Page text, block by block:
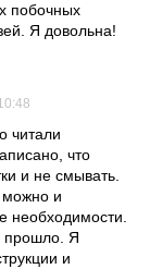
побочных
Я довольна!
читали
что
и не смывать.
и
необходимости.
прошло. Я
и